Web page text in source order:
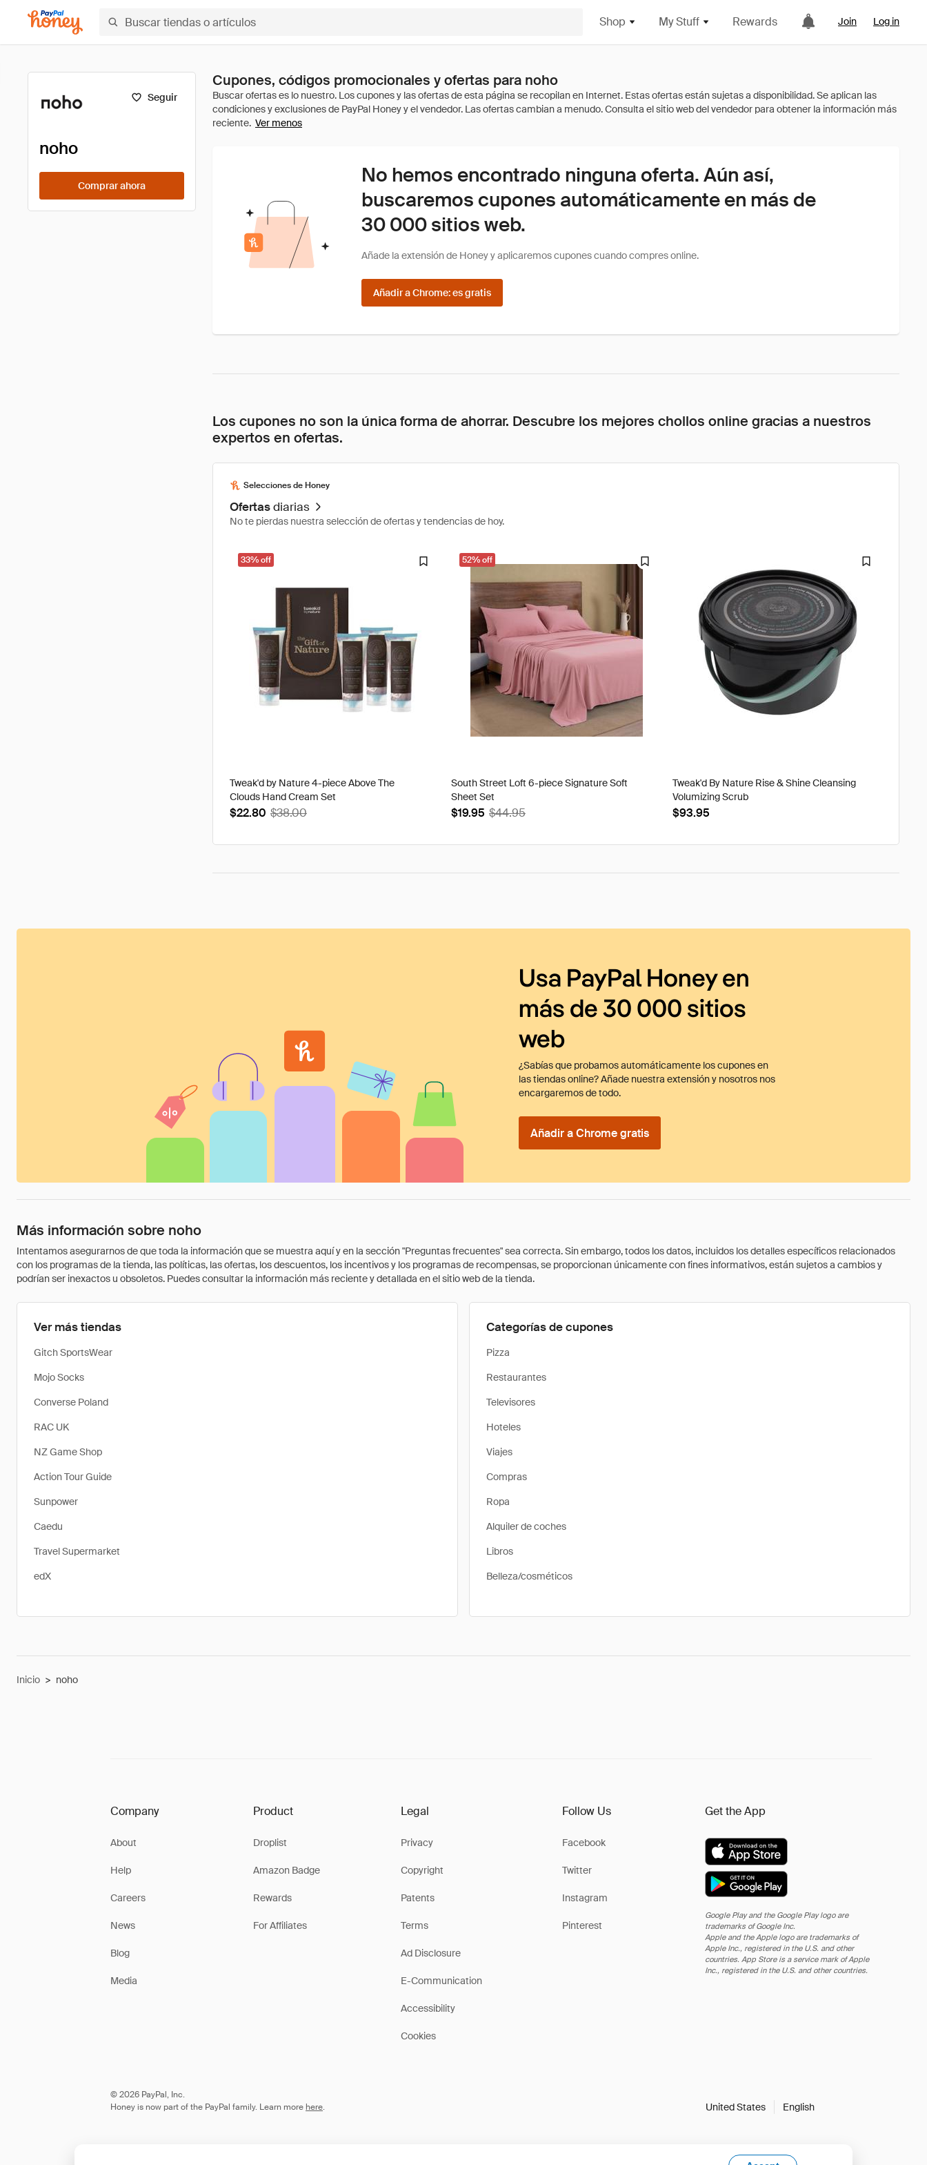
Shop My Stuff Rewards Join Log in
Seguir
noho
Comprar ahora
Cupones, códigos promocionales y ofertas para noho
Ver menos
No hemos encontrado ninguna oferta. Aún así,
buscaremos cupones automáticamente en más de
30 000 sitios web.
Añade la extensión de Honey y aplicaremos cupones cuando compres online.
Añadir a Chrome: es gratis
Los cupones no son la única forma de ahorrar. Descubre los mejores chollos online gracias a nuestros
expertos en ofertas.
Selecciones de Honey
Ofertasdiarias
No te pierdas nuestra selección de ofertas y tendencias de hoy.
33% off
Tweak'd by Nature 4-piece Above The
Clouds Hand Cream Set
$22.80 $38.00
52% off
South Street Loft 6-piece Signature Soft
Sheet Set
$19.95 $44.95
Tweak'd By Nature Rise & Shine Cleansing
Volumizing Scrub
$93.95
Usa PayPal Honey en
más de 30 000 sitios
web
¿Sabías que probamos automáticamente los cupones en
las tiendas online? Añade nuestra extensión y nosotros nos
encargaremos de todo.
Añadir a Chrome gratis
Más información sobre noho
Intentamos asegurarnos de que toda la información que se muestra aquí y en la sección "Preguntas frecuentes" sea correcta. Sin embargo, todos los datos, incluidos los detalles específicos relacionados
con los programas de la tienda, las políticas, las ofertas, los descuentos, los incentivos y los programas de recompensas, se proporcionan únicamente con fines informativos, están sujetos a cambios y
podrían ser inexactos u obsoletos. Puedes consultar la información más reciente y detallada en el sitio web de la tienda.
Ver más tiendas
Gitch SportsWear
Mojo Socks
Converse Poland
RAC UK
NZ Game Shop
Action Tour Guide
Sunpower
Caedu
Travel Supermarket
edX
Categorías de cupones
Pizza
Restaurantes
Televisores
Hoteles
Viajes
Compras
Ropa
Alquiler de coches
Libros
Belleza/cosméticos
Inicio > noho
Company
About
Help
Careers
News
Blog
Media
Product
Droplist
Amazon Badge
Rewards
For Affiliates
Legal
Privacy
Copyright
Patents
Terms
Ad Disclosure
E-Communication
Accessibility
Cookies
Follow Us
Facebook
Twitter
Instagram
Pinterest
Get the App
Google Play and the Google Play logo are
trademarks of Google Inc.
Apple and the Apple logo are trademarks of
Apple Inc., registered in the U.S. and other
countries. App Store is a service mark of Apple
Inc., registered in the U.S. and other countries.
© 2026 PayPal, Inc.
Honey is now part of the PayPal family. Learn more here. United States English